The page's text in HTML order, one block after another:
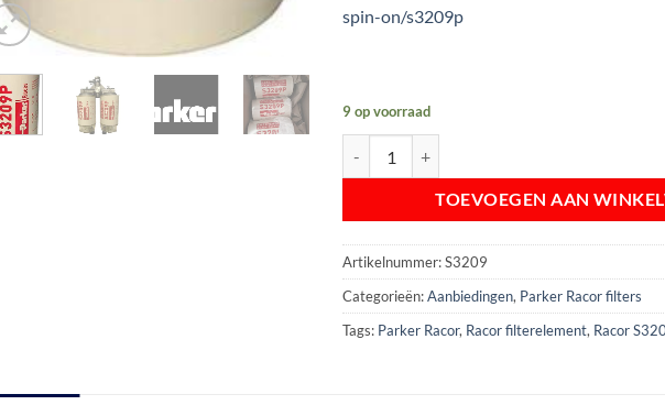
spin-on/s3209p
9 op voorraad
TOEVOEGEN AAN
Artikelnummer:S3209
Categorieën:Aanbiedingen, Parker Racor filters
Tags: Parker Racor, Racor filterelement, Racor